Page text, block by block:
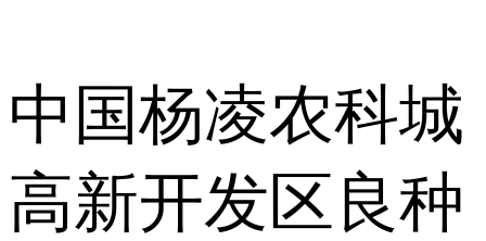
中国杨凌农科城
高新开发区良种